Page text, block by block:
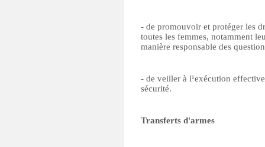
- de promouvoir et protéger les
toutes les femmes, notamment
manière responsable des
- de veiller à l¹exécution
sécurité.
Transferts d'armes